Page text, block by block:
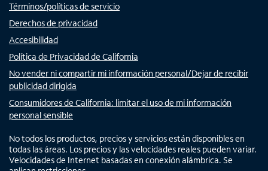
Términos/políticas de servicio
Derechos de privacidad
Accesibilidad
Política de Privacidad de California
No vender ni compartir mi información personal/Dejar de recibir
publicidad dirigida
Consumidores de California: limitar el uso de mi información
personal sensible
No todos los productos, precios y servicios están disponibles en
todas las áreas. Los precios y las velocidades reales pueden variar.
Velocidades de Internet basadas en conexión alámbrica. Se